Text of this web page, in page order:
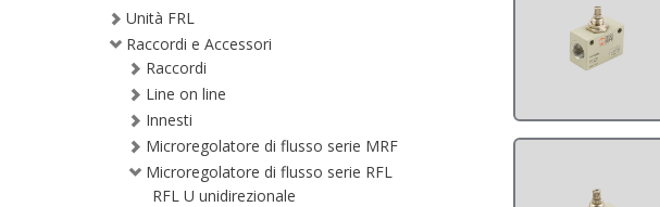
Unità FRL
Raccordi e Accessori
Raccordi
Line on line
Innesti
Microregolatore di flusso serie MRF
Microregolatore di flusso serie RFL
RFL U unidirezionale